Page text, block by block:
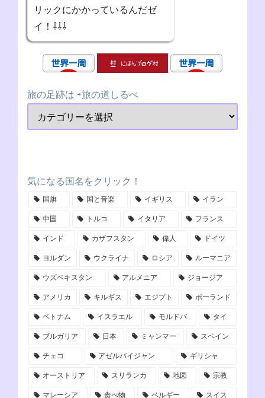
リックにかかっているんだゼ
イ！⇩⇩⇩
旅の足跡は ⇨旅の道しるべ
気になる国名をクリック！
国旗 国と音楽 イギリス イラン
中国 トルコ イタリア フランス
インド カザフスタン 偉人 ドイツ
ヨルダン ウクライナ ロシア ルーマニア
ウズベキスタン アルメニア ジョージア
アメリカ キルギス エジプト ポーランド
ベトナム イスラエル モルドバ タイ
ブルガリア 日本 ミャンマー スペイン
チェコ アゼルバイジャン ギリシャ
オーストリア スリランカ 地図 宗教
マレーシア 食べ物 ベルギー スイス